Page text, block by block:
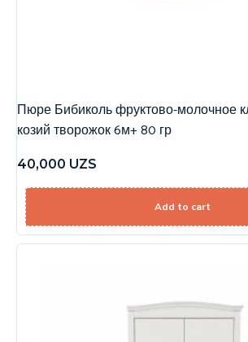
Пюре Бибиколь фруктово-молочное
козий творожок 6м+ 80 гр
40,000 UZS
Add to cart